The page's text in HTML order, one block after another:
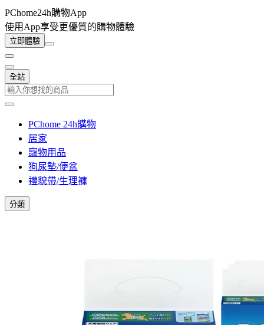
PChome24h購物App
使用App享受更優質的購物體驗
立即體驗
全站
PChome 24h購物
居家
寵物用品
狗尿墊/便盆
禮貌帶/生理褲
分類